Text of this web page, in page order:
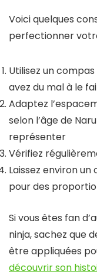
Voici quelques
perfectionner
Utilisez un
avez du mal à le
Adaptez
selon l’âge de
représenter
Vérifiez
Laissez environ
pour des
Si vous êtes fan
ninja, sachez que
être appliquées
découvrir son